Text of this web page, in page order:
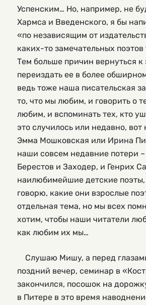
Успенским… Но, например, не
Хармса и Введенского, я бы
«по независящим от
каких-то замечательных
Тем больше причин вернуться к
переиздать ее в более
ведь тоже наша писательская
то, что мы любим, и говорить о
любим, и вспоминать тех, кто
это случилось или недавно,
Эмма Мошковская или Ирина
наши совсем недавние потери
Берестов и Заходер, и Генрих
наилюбимейшие детские
говорю, какие они взрослые
отдельная тема, но мы всех
хотим, чтобы наши читатели
как любим их мы…
Слушаю Мишу, а перед
поздний вечер, семинар в
закончился, посошок на
в Питере в это время